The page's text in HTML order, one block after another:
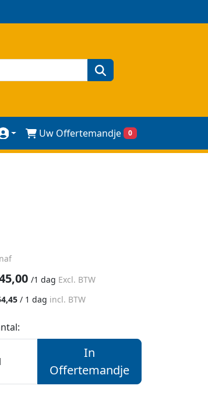
zoeken
Uw Offertemandje 0
/1 dag Excl. BTW
/ 1 dag incl. BTW
In
Offertemandje